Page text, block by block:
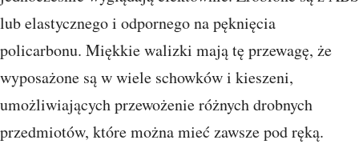
lub elastycznego i odpornego na pęknięcia
policarbonu. Miękkie walizki mają tę przewagę, że
wyposażone są w wiele schowków i kieszeni,
umożliwiających przewożenie różnych drobnych
przedmiotów, które można mieć zawsze pod ręką.